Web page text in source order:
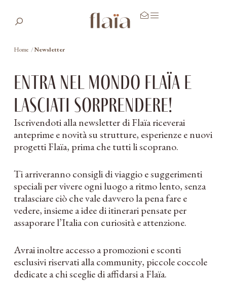
Home /Newsletter
entra nel mondo flaïa e
lasciati sorprendere!
Iscrivendoti alla newsletter di Flaïa riceverai
anteprime e novità su strutture, esperienze e nuovi
progetti Flaïa, prima che tutti li scoprano.
Ti arriveranno consigli di viaggio e suggerimenti
speciali per vivere ogni luogo a ritmo lento, senza
tralasciare ciò che vale davvero la pena fare e
vedere, insieme a idee di itinerari pensate per
assaporare l’Italia con curiosità e attenzione.
Avrai inoltre accesso a promozioni e sconti
esclusivi riservati alla community, piccole coccole
dedicate a chi sceglie di affidarsi a Flaïa.